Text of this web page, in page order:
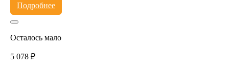
Подробнее
Осталось мало
5 078 ₽